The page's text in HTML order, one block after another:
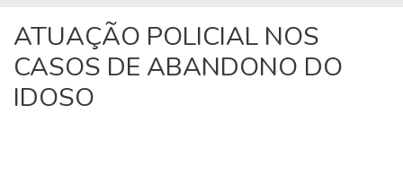
ATUAÇÃO POLICIAL NOS
CASOS DE ABANDONO DO
IDOSO